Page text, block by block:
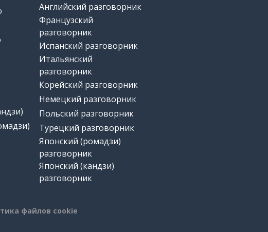
Английский разговорник
Французский
разговорник
Испанский разговорник
Итальянский
разговорник
Корейский разговорник
Немецкий разговорник
Польский разговорник
Турецкий разговорник
Японский (ромадзи)
разговорник
Японский (кандзи)
разговорник
файлов cookie